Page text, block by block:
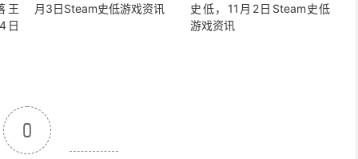
王
日
月3日Steam史低游戏资讯
史低，11月2日Steam史低
游戏资讯
0